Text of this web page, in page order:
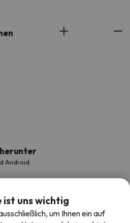
herunter
Android.
ist uns wichtig
um Ihnen ein auf